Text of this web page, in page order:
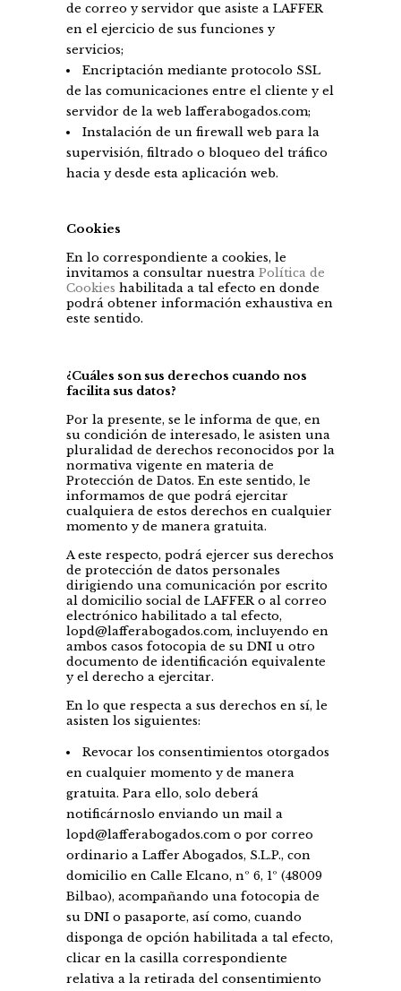
de correo y servidor que asiste a LAFFER
en el ejercicio de sus funciones y
servicios;
Encriptación mediante protocolo SSL
de las comunicaciones entre el cliente y el
servidor de la web lafferabogados.com;
Instalación de un firewall web para la
supervisión, filtrado o bloqueo del tráfico
hacia y desde esta aplicación web.
Cookies
En lo correspondiente a cookies, le
invitamos a consultar nuestra Política de
Cookies habilitada a tal efecto en donde
podrá obtener información exhaustiva en
este sentido.
¿Cuáles son sus derechos cuando nos
facilita sus datos?
Por la presente, se le informa de que, en
su condición de interesado, le asisten una
pluralidad de derechos reconocidos por la
normativa vigente en materia de
Protección de Datos. En este sentido, le
informamos de que podrá ejercitar
cualquiera de estos derechos en cualquier
momento y de manera gratuita.
A este respecto, podrá ejercer sus derechos
de protección de datos personales
dirigiendo una comunicación por escrito
al domicilio social de LAFFER o al correo
electrónico habilitado a tal efecto,
lopd@lafferabogados.com, incluyendo en
ambos casos fotocopia de su DNI u otro
documento de identificación equivalente
y el derecho a ejercitar.
En lo que respecta a sus derechos en sí, le
asisten los siguientes:
Revocar los consentimientos otorgados
en cualquier momento y de manera
gratuita. Para ello, solo deberá
notificárnoslo enviando un mail a
lopd@lafferabogados.com o por correo
ordinario a Laffer Abogados, S.L.P., con
domicilio en Calle Elcano, nº 6, 1º (48009
Bilbao), acompañando una fotocopia de
su DNI o pasaporte, así como, cuando
disponga de opción habilitada a tal efecto,
clicar en la casilla correspondiente
relativa a la retirada del consentimiento